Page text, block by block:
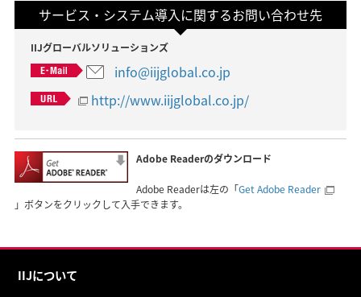
サービス・システム導入に関するお問い合わせ先
IIJグローバルソリューションズ
info@iijglobal.co.jp
http://www.iijglobal.co.jp/
Adobe Readerのダウンロード
Adobe Readerは左の「Get Adobe Reader
」ボタンをクリックして入手できます。
IIJについて